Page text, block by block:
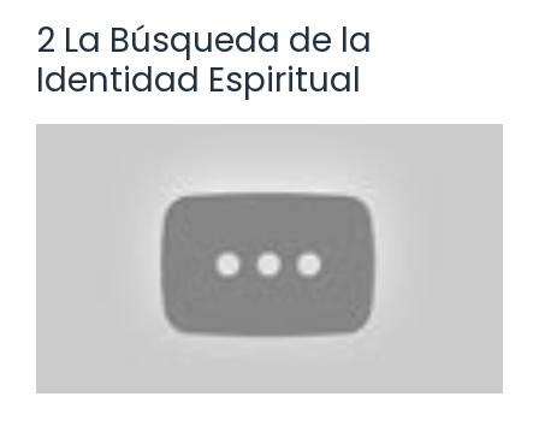
2 La Búsqueda de la
Identidad Espiritual